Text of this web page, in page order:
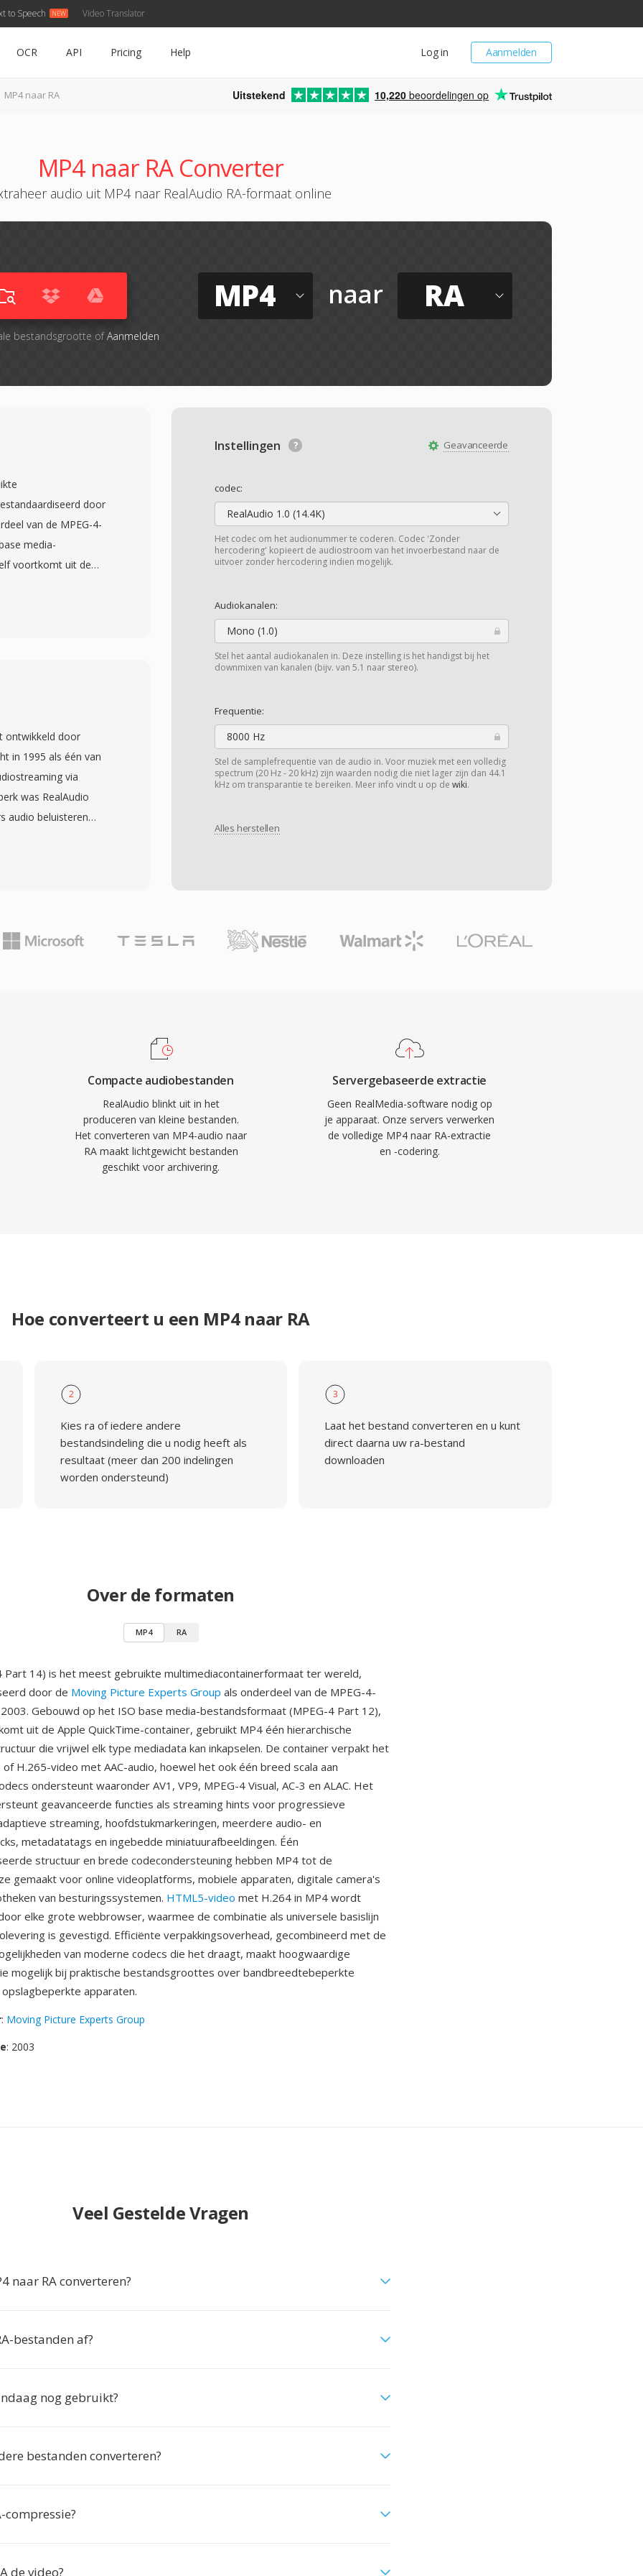
to Speech Video Translator
Aanmelden
Log in
OCR API Pricing Help
MP4 naar RA Uitstekend 10,220 beoordelingen op
MP4 naar RA Converter
audio uit MP4 naar RealAudio RA-formaat online
bestandsgrootte ofAanmelden
MP4 naar RA
Geavanceerde
Instellingen
codec:
RealAudio 1.0 (14.4K)
Het codec om het audionummer te coderen. Codec 'Zonder
hercodering' kopieert de audiostroom van het invoerbestand naar de
uitvoer zonder hercodering indien mogelijk.
Audiokanalen:
Mono (1.0)
Stel het aantal audiokanalen in. Deze instelling is het handigst bij het
downmixen van kanalen (bijv. van 5.1 naar stereo).
Frequentie:
8000 Hz
Stel de samplefrequentie van de audio in. Voor muziek met een volledig
spectrum (20 Hz - 20 kHz) zijn waarden nodig die niet lager zijn dan 44.1
kHz om transparantie te bereiken. Meer info vindt u op de wiki.
Alles herstellen
door
van de MPEG-4-
media-
voortkomt uit de
hierarchische
en adaptieve
structuur en brede
gemaakt
digitale
door elke
bij praktische
ontwikkeld door
in 1995 als één van
via
was RealAudio
audio beluisteren
op het volledige
10, gebouwd op
ondersteunen
geinstalleerd op
omroepen als
Één blijvende
concept
Hoewel
er nog steeds grote
die conversie
Compacte audiobestanden
RealAudio blinkt uit in het
produceren van kleine bestanden.
Het converteren van MP4-audio naar
RA maakt lichtgewicht bestanden
geschikt voor archivering.
Servergebaseerde extractie
Geen RealMedia-software nodig op
je apparaat. Onze servers verwerken
de volledige MP4 naar RA-extractie
en -codering.
Hoe converteert u een MP4 naar RA
2
Kies ra of iedere andere
bestandsindeling die u nodig heeft als
resultaat (meer dan 200 indelingen
worden ondersteund)
3
Laat het bestand converteren en u kunt
direct daarna uw ra-bestand
downloaden
Over de formaten
MP4 RA
Part 14) is het meest gebruikte multimediacontainerformaat ter wereld,
door de Moving Picture Experts Group als onderdeel van de MPEG-4-
Gebouwd op het ISO base media-bestandsformaat (MPEG-4 Part 12),
uit de Apple QuickTime-container, gebruikt MP4 één hierarchische
die vrijwel elk type mediadata kan inkapselen. De container verpakt het
H.265-video met AAC-audio, hoewel het ook één breed scala aan
ondersteunt waaronder AV1, VP9, MPEG-4 Visual, AC-3 en ALAC. Het
geavanceerde functies als streaming hints voor progressieve
streaming, hoofdstukmarkeringen, meerdere audio- en
metadatatags en ingebedde miniatuurafbeeldingen. Één
structuur en brede codecondersteuning hebben MP4 tot de
gemaakt voor online videoplatforms, mobiele apparaten, digitale camera's
van besturingssystemen. HTML5-video met H.264 in MP4 wordt
elke grote webbrowser, waarmee de combinatie als universele basislijn
is gevestigd. Efficiënte verpakkingsoverhead, gecombineerd met de
van moderne codecs die het draagt, maakt hoogwaardige
mogelijk bij praktische bestandsgroottes over bandbreedtebeperkte
apparaten.
: Moving Picture Experts Group
: 2003
Veel Gestelde Vragen
naar RA converteren?
bestanden af?
nog gebruikt?
bestanden converteren?
compressie?
de video?